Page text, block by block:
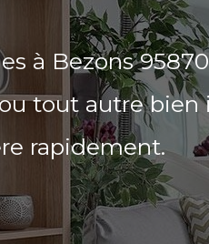
à Bezons
tout autre
rapidement.